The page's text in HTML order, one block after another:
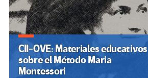
CII-OVE: Materiales educativos
sobre el Método Maria
Montessori